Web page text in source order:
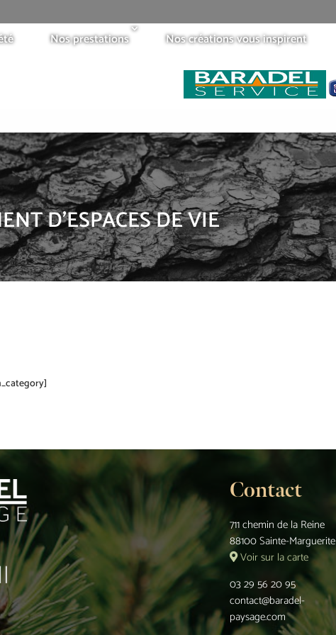
Nos prestations Nos créations vous inspirent
D’ESPACES DE VIE
Contact
711 chemin de la Reine
88100 Sainte-Marguerite
Voir sur la carte
03 29 56 20 95
contact@baradel-
paysage.com